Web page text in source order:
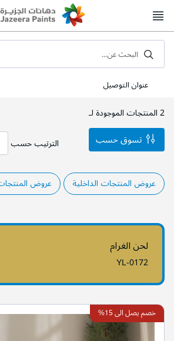
to
Content
عنوان التوصيل
البحث عن...
2المنتجات الموجودة لـ
الترتيب حسب
عروض المنتجات الداخلية عروض
لحن الغرام
YL-0172
خصم يصل الى 15%
تسوق حسب